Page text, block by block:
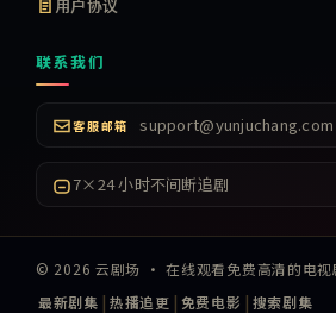
用户协议
联系我们
客服邮箱 support@yunjuchang.com
7×24 小时不间断追剧
© 2026 云剧场 ·在线观看免费高清的电视
最新剧集 | 热播追更 | 免费电影 | 搜索剧集